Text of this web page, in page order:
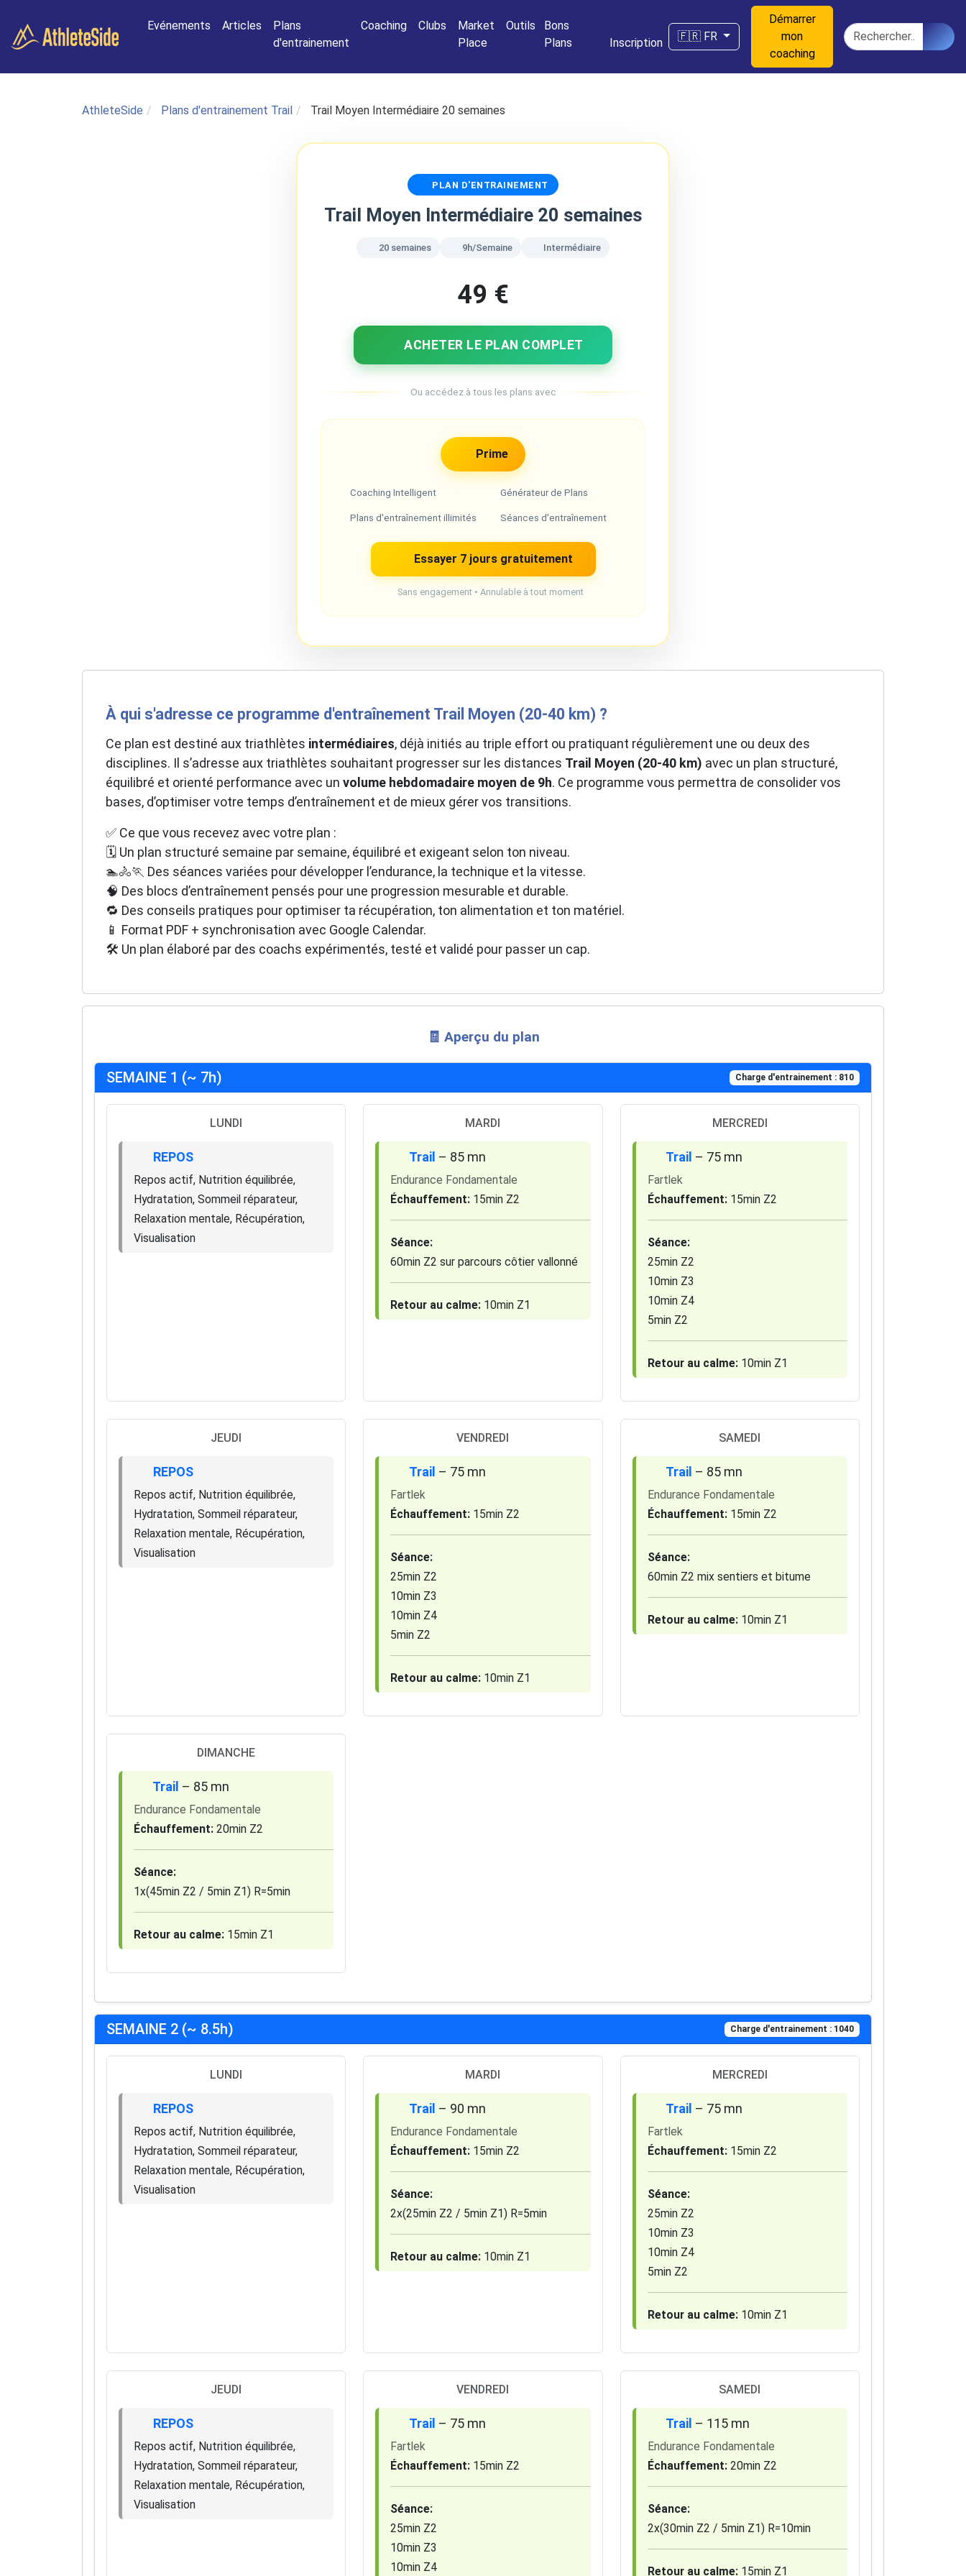
Evénements
Articles
Plans
d'entrainement
Coaching Clubs
Market
Place
Outils
Bons
Plans
Inscription
🇫🇷 FR
Démarrer
mon
coaching
Rechercher
AthleteSide Plans d'entrainement Trail Trail Moyen Intermédiaire 20 semaines
PLAN D'ENTRAINEMENT
Trail Moyen Intermédiaire 20 semaines
20 semaines 9h/Semaine Intermédiaire
49 €
ACHETER LE PLAN COMPLET
Ou accédez à tous les plans avec
Prime
Coaching Intelligent Générateur de Plans
Plans d'entraînement illimités Séances d'entraînement
Essayer 7 jours gratuitement
Sans engagement • Annulable à tout moment
À qui s'adresse ce programme d'entraînement Trail Moyen (20-40 km) ?
Ce plan est destiné aux triathlètes intermédiaires, déjà initiés au triple effort ou pratiquant régulièrement une ou deux des
disciplines. Il s’adresse aux triathlètes souhaitant progresser sur les distances Trail Moyen (20-40 km) avec un plan structuré,
équilibré et orienté performance avec un volume hebdomadaire moyen de 9h. Ce programme vous permettra de consolider vos
bases, d’optimiser votre temps d’entraînement et de mieux gérer vos transitions.
✅ Ce que vous recevez avec votre plan :
🗓️ Un plan structuré semaine par semaine, équilibré et exigeant selon ton niveau.
🏊🚴🏃 Des séances variées pour développer l’endurance, la technique et la vitesse.
🧠 Des blocs d’entraînement pensés pour une progression mesurable et durable.
🔁 Des conseils pratiques pour optimiser ta récupération, ton alimentation et ton matériel.
📱 Format PDF + synchronisation avec Google Calendar.
🛠️ Un plan élaboré par des coachs expérimentés, testé et validé pour passer un cap.
🧾 Aperçu du plan
SEMAINE 1 (~ 7h) Charge d'entrainement : 810
LUNDI
REPOS
Repos actif, Nutrition équilibrée,
Hydratation, Sommeil réparateur,
Relaxation mentale, Récupération,
Visualisation
MARDI
Trail – 85 mn
Endurance Fondamentale
Échauffement: 15min Z2
Séance:
60min Z2 sur parcours côtier vallonné
Retour au calme: 10min Z1
MERCREDI
Trail – 75 mn
Fartlek
Échauffement:15min Z2
Séance:
25min Z2
10min Z3
10min Z4
5min Z2
Retour au calme:10min Z1
JEUDI
REPOS
Repos actif, Nutrition équilibrée,
Hydratation, Sommeil réparateur,
Relaxation mentale, Récupération,
Visualisation
VENDREDI
Trail – 75 mn
Fartlek
Échauffement: 15min Z2
Séance:
25min Z2
10min Z3
10min Z4
5min Z2
Retour au calme: 10min Z1
SAMEDI
Trail – 85 mn
Endurance Fondamentale
Échauffement:15min Z2
Séance:
60min Z2 mix sentiers et bitume
Retour au calme:10min Z1
DIMANCHE
Trail – 85 mn
Endurance Fondamentale
Échauffement: 20min Z2
Séance:
1x(45min Z2 / 5min Z1) R=5min
Retour au calme: 15min Z1
SEMAINE 2 (~ 8.5h) Charge d'entrainement : 1040
LUNDI
REPOS
Repos actif, Nutrition équilibrée,
Hydratation, Sommeil réparateur,
Relaxation mentale, Récupération,
Visualisation
MARDI
Trail – 90 mn
Endurance Fondamentale
Échauffement: 15min Z2
Séance:
2x(25min Z2 / 5min Z1) R=5min
Retour au calme: 10min Z1
MERCREDI
Trail – 75 mn
Fartlek
Échauffement:15min Z2
Séance:
25min Z2
10min Z3
10min Z4
5min Z2
Retour au calme:10min Z1
JEUDI
REPOS
Repos actif, Nutrition équilibrée,
Hydratation, Sommeil réparateur,
Relaxation mentale, Récupération,
Visualisation
VENDREDI
Trail – 75 mn
Fartlek
Échauffement: 15min Z2
Séance:
25min Z2
10min Z3
10min Z4
SAMEDI
Trail – 115 mn
Endurance Fondamentale
Échauffement:20min Z2
Séance:
2x(30min Z2 / 5min Z1) R=10min
Retour au calme:15min Z1